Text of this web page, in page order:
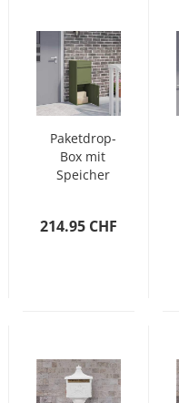
Paketdrop-
Box mit
Speicher
103 cm
214.95 CHF